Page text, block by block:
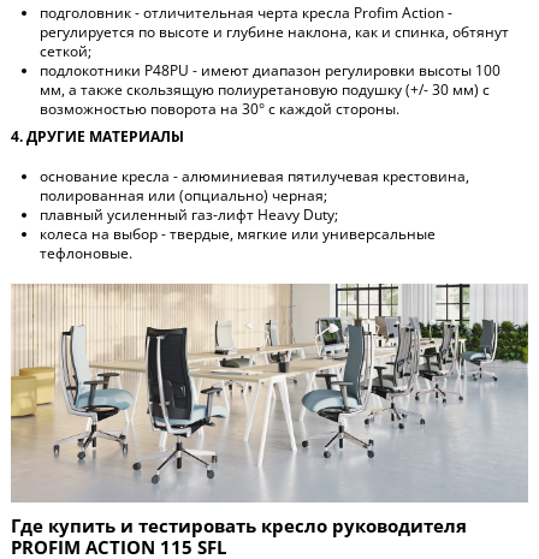
подголовник - отличительная черта кресла Profim Action -
регулируется по высоте и глубине наклона, как и спинка, обтянут
сеткой;
подлокотники P48PU - имеют диапазон регулировки высоты 100
мм, а также скользящую полиуретановую подушку (+/- 30 мм) с
возможностью поворота на 30° с каждой стороны.
4. ДРУГИЕ МАТЕРИАЛЫ
основание кресла - алюминиевая пятилучевая крестовина,
полированная или (опциально) черная;
плавный усиленный газ-лифт Heavy Duty;
колеса на выбор - твердые, мягкие или универсальные
тефлоновые.
Где купить и тестировать кресло руководителя
PROFIM ACTION 115 SFL